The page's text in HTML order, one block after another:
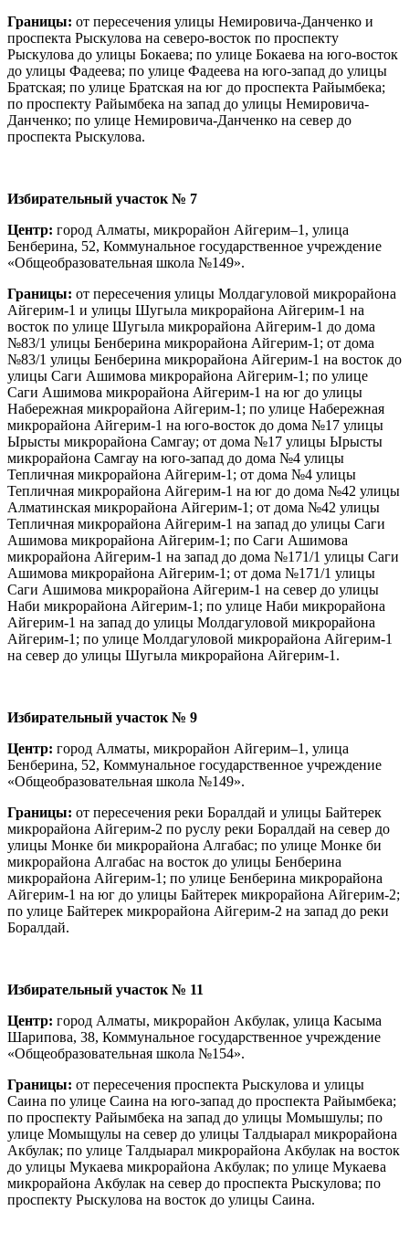
Границы: от пересечения улицы Немировича-Данченко и
проспекта Рыскулова на северо-восток по проспекту
Рыскулова до улицы Бокаева; по улице Бокаева на юго-восток
до улицы Фадеева; по улице Фадеева на юго-запад до улицы
Братская; по улице Братская на юг до проспекта Райымбека;
по проспекту Райымбека на запад до улицы Немировича-
Данченко; по улице Немировича-Данченко на север до
проспекта Рыскулова.
Избирательный участок № 7
Центр: город Алматы, микрорайон Айгерим–1, улица
Бенберина, 52, Коммунальное государственное учреждение
«Общеобразовательная школа №149».
Границы: от пересечения улицы Молдагуловой микрорайона
Айгерим-1 и улицы Шугыла микрорайона Айгерим-1 на
восток по улице Шугыла микрорайона Айгерим-1 до дома
№83/1 улицы Бенберина микрорайона Айгерим-1; от дома
№83/1 улицы Бенберина микрорайона Айгерим-1 на восток до
улицы Саги Ашимова микрорайона Айгерим-1; по улице
Саги Ашимова микрорайона Айгерим-1 на юг до улицы
Набережная микрорайона Айгерим-1; по улице Набережная
микрорайона Айгерим-1 на юго-восток до дома №17 улицы
Ырысты микрорайона Самгау; от дома №17 улицы Ырысты
микрорайона Самгау на юго-запад до дома №4 улицы
Тепличная микрорайона Айгерим-1; от дома №4 улицы
Тепличная микрорайона Айгерим-1 на юг до дома №42 улицы
Алматинская микрорайона Айгерим-1; от дома №42 улицы
Тепличная микрорайона Айгерим-1 на запад до улицы Саги
Ашимова микрорайона Айгерим-1; по Саги Ашимова
микрорайона Айгерим-1 на запад до дома №171/1 улицы Саги
Ашимова микрорайона Айгерим-1; от дома №171/1 улицы
Саги Ашимова микрорайона Айгерим-1 на север до улицы
Наби микрорайона Айгерим-1; по улице Наби микрорайона
Айгерим-1 на запад до улицы Молдагуловой микрорайона
Айгерим-1; по улице Молдагуловой микрорайона Айгерим-1
на север до улицы Шугыла микрорайона Айгерим-1.
Избирательный участок № 9
Центр: город Алматы, микрорайон Айгерим–1, улица
Бенберина, 52, Коммунальное государственное учреждение
«Общеобразовательная школа №149».
Границы: от пересечения реки Боралдай и улицы Байтерек
микрорайона Айгерим-2 по руслу реки Боралдай на север до
улицы Монке би микрорайона Алгабас; по улице Монке би
микрорайона Алгабас на восток до улицы Бенберина
микрорайона Айгерим-1; по улице Бенберина микрорайона
Айгерим-1 на юг до улицы Байтерек микрорайона Айгерим-2;
по улице Байтерек микрорайона Айгерим-2 на запад до реки
Боралдай.
Избирательный участок № 11
Центр: город Алматы, микрорайон Акбулак, улица Касыма
Шарипова, 38, Коммунальное государственное учреждение
«Общеобразовательная школа №154».
Границы: от пересечения проспекта Рыскулова и улицы
Саина по улице Саина на юго-запад до проспекта Райымбека;
по проспекту Райымбека на запад до улицы Момышулы; по
улице Момыщулы на север до улицы Талдыарал микрорайона
Акбулак; по улице Талдыарал микрорайона Акбулак на восток
до улицы Мукаева микрорайона Акбулак; по улице Мукаева
микрорайона Акбулак на север до проспекта Рыскулова; по
проспекту Рыскулова на восток до улицы Саина.